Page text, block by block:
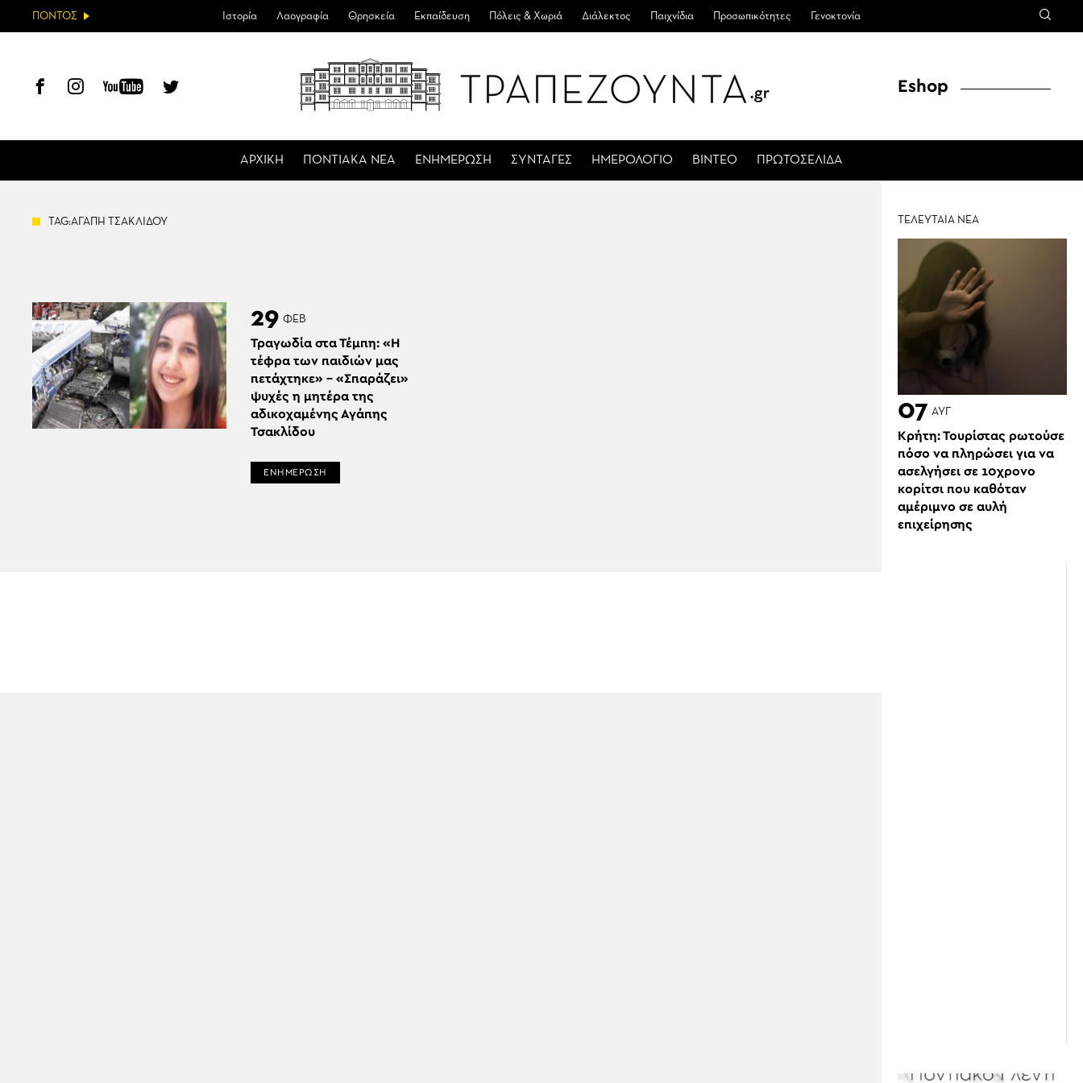
ΠΟΝΤΟΣ Ιστορία Λαογραφία Θρησκεία Εκπαίδευση Πόλεις & Χωριά Διάλεκτος Παιχνίδια Προσωπικότητες Γενοκτονία
ΑΡΧΙΚΗ ΠΟΝΤΙΑΚΑ ΝΕΑ ΕΝΗΜΕΡΩΣΗ ΣΥΝΤΑΓΕΣ ΗΜΕΡΟΛΟΓΙΟ ΒΙΝΤΕΟ ΠΡΩΤΟΣΕΛΙΔΑ
Eshop
TAG:ΑΓΑΠΗ ΤΣΑΚΛΙΔΟΥ
29 ΦΕΒ
Τραγωδία στα Τέμπη: «Η
τέφρα των παιδιών μας
πετάχτηκε» – «Σπαράζει»
ψυχές η μητέρα της
αδικοχαμένης Αγάπης
Τσακλίδου
ΕΝΗΜΕΡΩΣΗ
ΤΕΛΕΥΤΑΙΑ ΝΕΑ
07 ΑΥΓ
Κρήτη: Τουρίστας ρωτούσε
πόσο να πληρώσει για να
ασελγήσει σε 10χρονο
κορίτσι που καθόταν
αμέριμνο σε αυλή
επιχείρησης